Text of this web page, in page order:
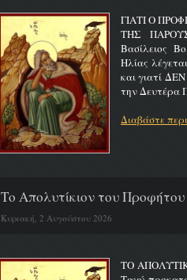
ΓΙΑΤΙ Ο
ΤΗΣ
Βασίλειος
Ηλίας
και γιατί
την Δευτέρα
Διαβάστε
Το Απολυτίκιον του Προφήτου
Κυριακή, 2 Αυγούστου 2026
ΤΟ